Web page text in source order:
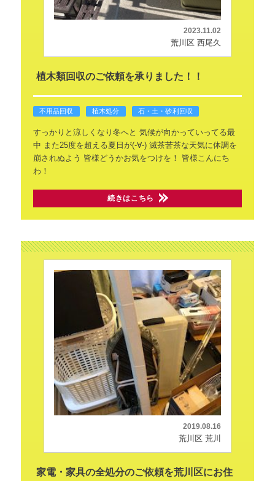
2023.11.02
荒川区 西尾久
植木類回収のご依頼を承りました！！
不用品回収 植木処分 石・土・砂利回収
すっかりと涼しくなり冬へと 気候が向かっていってる最
中 また25度を超える夏日が(-∀-) 滅茶苦茶な天気に体調を
崩されぬよう 皆様どうかお気をつけを！
皆様こんにち
わ！
続きはこちら
2019.08.16
荒川区 荒川
家電・家具の全処分のご依頼を荒川区にお住